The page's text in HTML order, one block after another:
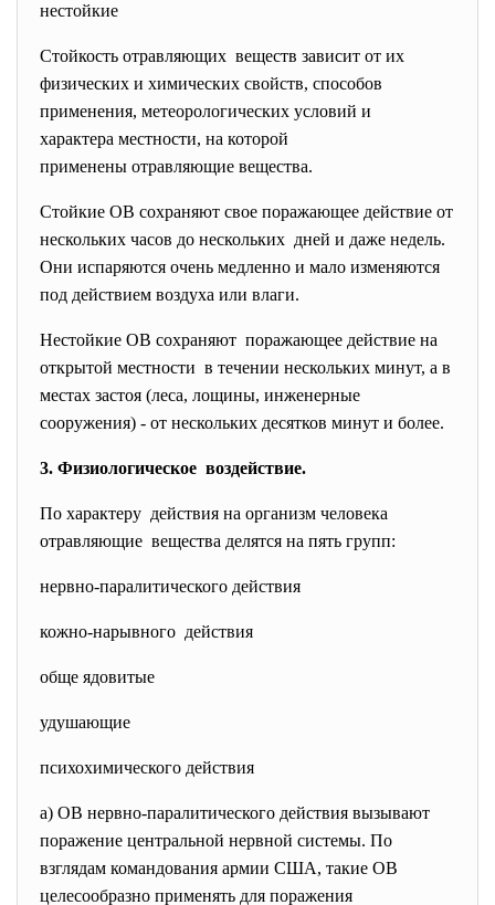
нестойкие
Стойкость отравляющих веществ зависит от их
физических и химических свойств, способов
применения, метеорологических условий и
характера местности, на которой
применены отравляющие вещества.
Стойкие ОВ сохраняют свое поражающее действие от
нескольких часов до нескольких дней и даже недель.
Они испаряются очень медленно и мало изменяются
под действием воздуха или влаги.
Нестойкие ОВ сохраняют поражающее действие на
открытой местности в течении нескольких минут, а в
местах застоя (леса, лощины, инженерные
сооружения) - от нескольких десятков минут и более.
3. Физиологическое воздействие.
По характеру действия на организм человека
отравляющие вещества делятся на пять групп:
нервно-паралитического действия
кожно-нарывного действия
обще ядовитые
удушающие
психохимического действия
а) ОВ нервно-паралитического действия вызывают
поражение центральной нервной системы. По
взглядам командования армии США, такие ОВ
целесообразно применять для поражения